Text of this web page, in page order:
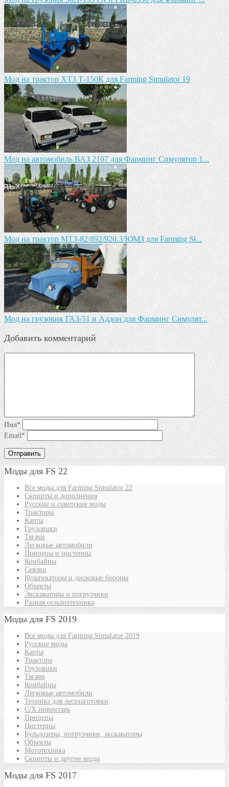
Мод на трактор ХТЗ Т-150К для Farming Simulator 19
Мод на автомобиль ВАЗ 2107 для Фарминг Симулятор 1...
Мод на трактор МТЗ-82/892/920.3/ЮМЗ для Farming Si...
Мод на грузовик ГАЗ-51 и Аддон для Фарминг Симулят...
Добавить комментарий
Имя*
Email*
Моды для FS 22
Все моды для Farming Simulator 22
Скрипты и дополнения
Русские и советские моды
Тракторы
Карты
Грузовики
Тягачи
Легковые автомобили
Прицепы и цистерны
Комбайны
Сеялки
Культиваторы и дисковые бороны
Объекты
Экскаваторы и погрузчики
Разная сельхозтехника
Моды для FS 2019
Все моды для Farming Simulator 2019
Русские моды
Карты
Трактора
Грузовики
Тягачи
Комбайны
Легковые автомобили
Техника для лесозаготовки
С/Х инвентарь
Прицепы
Цистерны
Бульдозеры, погрузчики, экскаваторы
Объекты
Мототехника
Скрипты и другие моды
Моды для FS 2017